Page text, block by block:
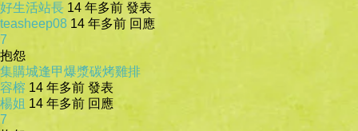
好生活站長 14 年多前 發表
teasheep08 14 年多前 回應
7
抱怨
集購城逢甲爆漿碳烤雞排
容榕 14 年多前 發表
楊姐 14 年多前 回應
7